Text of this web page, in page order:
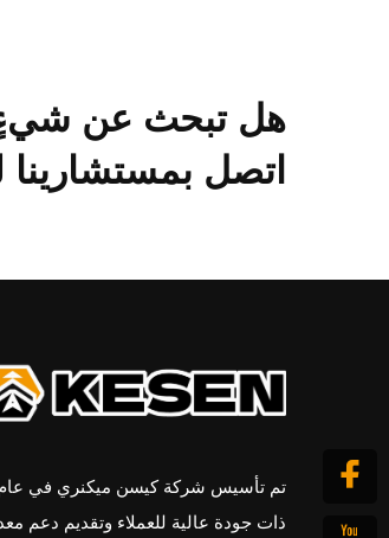
هل تبحث عن شيءٍ
اتصل
ذات جودة عالية للعملاء وتقديم دعم